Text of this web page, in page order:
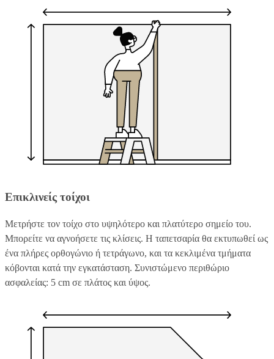
Επικλινείς τοίχοι
Μετρήστε τον τοίχο στο υψηλότερο και πλατύτερο σημείο του.
Μπορείτε να αγνοήσετε τις κλίσεις. Η ταπετσαρία θα εκτυπωθεί ως
ένα πλήρες ορθογώνιο ή τετράγωνο, και τα κεκλιμένα τμήματα
κόβονται κατά την εγκατάσταση. Συνιστώμενο περιθώριο
ασφαλείας: 5 cm σε πλάτος και ύψος.